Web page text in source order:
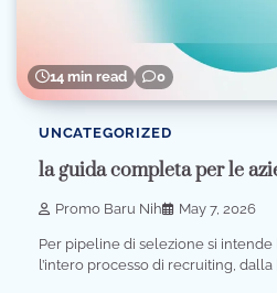
14 min read 0
UNCATEGORIZED
la guida completa per le
Promo Baru Nih May 7, 2026
Per pipeline di selezione si
l’intero processo di recruiting, dalla